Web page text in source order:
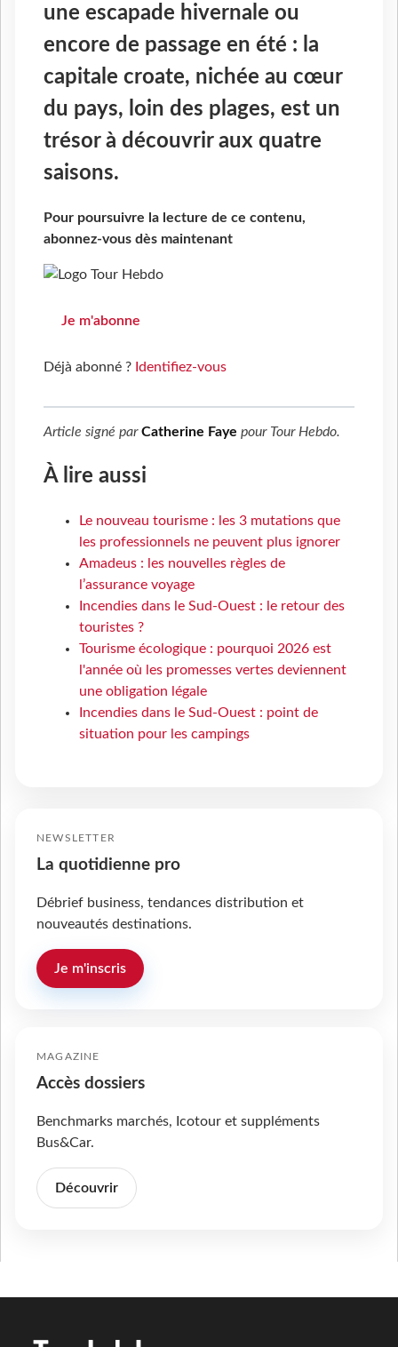
une escapade hivernale ou
encore de passage en été : la
capitale croate, nichée au cœur
du pays, loin des plages, est un
trésor à découvrir aux quatre
saisons.
Pour poursuivre la lecture de ce contenu,
abonnez-vous dès maintenant
Je m'abonne
Déjà abonné ? Identifiez-vous
Article signé parCatherine Faye pour Tour Hebdo.
À lire aussi
Le nouveau tourisme : les 3 mutations que
les professionnels ne peuvent plus ignorer
Amadeus : les nouvelles règles de
l’assurance voyage
Incendies dans le Sud-Ouest : le retour des
touristes ?
Tourisme écologique : pourquoi 2026 est
l'année où les promesses vertes deviennent
une obligation légale
Incendies dans le Sud-Ouest : point de
situation pour les campings
NEWSLETTER
La quotidienne pro
Débrief business, tendances distribution et
nouveautés destinations.
Je m'inscris
MAGAZINE
Accès dossiers
Benchmarks marchés, Icotour et suppléments
Bus&Car.
Découvrir